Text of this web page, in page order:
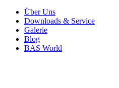
Über Uns
Downloads & Service
Galerie
Blog
BAS World